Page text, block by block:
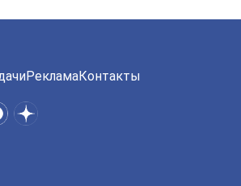
РекламаКонтакты